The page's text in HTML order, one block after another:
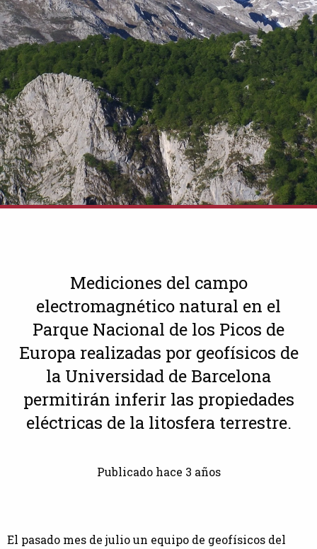
Mediciones del campo
electromagnético natural en el
Parque Nacional de los Picos de
Europa realizadas por geofísicos de
la Universidad de Barcelona
permitirán inferir las propiedades
eléctricas de la litosfera terrestre.
Publicado hace 3 años
El pasado mes de julio un equipo de geofísicos del